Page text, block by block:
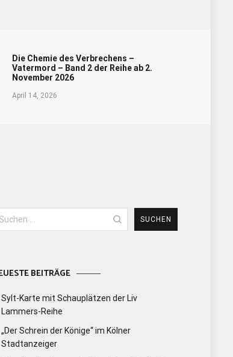
Die Chemie des Verbrechens –
Vatermord – Band 2 der Reihe ab 2.
November 2026
April 14, 2026
BEITRÄGE
Sylt-Karte mit Schauplätzen der Liv
Lammers-Reihe
„Der Schrein der Könige“ im Kölner
Stadtanzeiger